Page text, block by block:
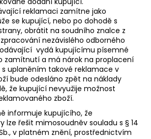
reklamaci zamítne jako
se kupující, nebo po dohodě s
obrátit na soudního znalce z
nezávislého odborného
vydá kupujícímu písemné
zamítnutí a má nárok na proplacení
uplaněním takové reklamace v
bude odesláno zpět na náklady
že kupující nevyužije možnost
zboží.
informuje kupujícího, že
lze řešit mimosoudněv souladu s § 14
v platném znění, prostřednictvím